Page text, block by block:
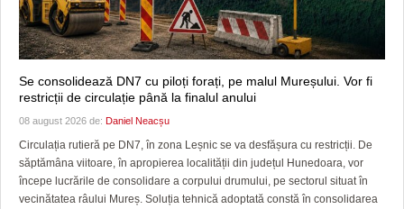
Se consolidează DN7 cu piloți forați, pe malul Mureșului. Vor fi
restricții de circulație până la finalul anului
08 august 2026 de: Daniel Neacșu
Circulația rutieră pe DN7, în zona Leșnic se va desfășura cu restricții. De
săptămâna viitoare, în apropierea localității din județul Hunedoara, vor
începe lucrările de consolidare a corpului drumului, pe sectorul situat în
vecinătatea râului Mureș. Soluția tehnică adoptată constă în consolidarea